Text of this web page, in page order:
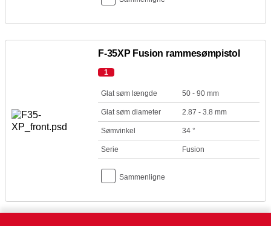
F-35XP Fusion rammesømpistol
1
Glat søm længde 50 - 90 mm
Glat søm diameter 2.87 - 3.8 mm
Sømvinkel 34 °
Serie Fusion
Sammenligne